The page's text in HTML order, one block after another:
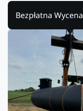
Bezpłatna Wycena